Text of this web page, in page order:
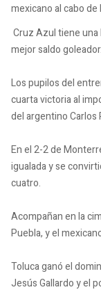
mexicano al cabo
Cruz Azul tiene
mejor saldo goleador.
Los pupilos del
cuarta victoria al
del argentino Carlos
En el 2-2 de
igualada y se
cuatro.
Acompañan en la
Puebla, y el
Toluca ganó el
Jesús Gallardo y el